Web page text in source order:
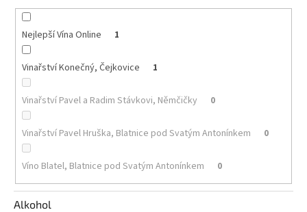
nabídka
Poslední
láhve
skladem
Cuvée
vína
Klarety
podle
jakosti
Nejlepší Vína Online 1
Vinařství Konečný, Čejkovice 1
Vinařství Pavel a Radim Stávkovi, Němčičky 0
Vinařství Pavel Hruška, Blatnice pod Svatým Antonínkem 0
Víno Blatel, Blatnice pod Svatým Antonínkem 0
Alkohol